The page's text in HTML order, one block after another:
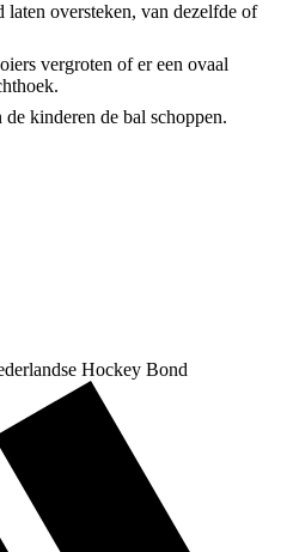
oversteken, van dezelfde of
vergroten of er een ovaal
kinderen de bal schoppen.
Hockey Bond